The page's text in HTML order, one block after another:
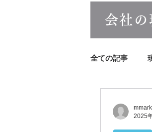
会社の
全ての記事
2025